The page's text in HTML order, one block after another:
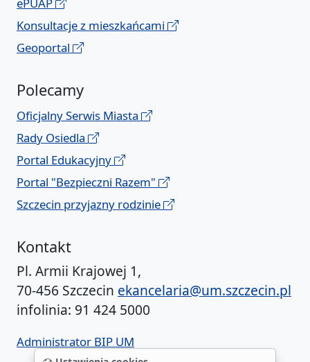
ePUAP
Konsultacje z mieszkańcami
Geoportal
Polecamy
Oficjalny Serwis Miasta
Rady Osiedla
Portal Edukacyjny
Portal "Bezpieczni Razem"
Szczecin przyjazny rodzinie
Kontakt
Pl. Armii Krajowej 1,
70-456 Szczecin ekancelaria@um.szczecin.pl
infolinia: 91 424 5000
Administrator BIP UM